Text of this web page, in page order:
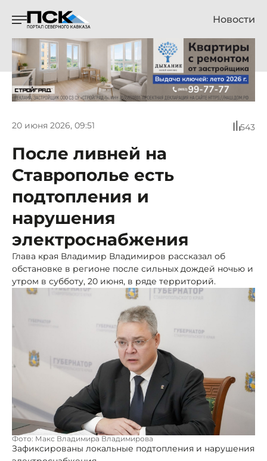
Новости
20 июня 2026, 09:51 543
После ливней на
Ставрополье есть
подтопления и
нарушения
электроснабжения
Глава края Владимир Владимиров рассказал об
обстановке в регионе после сильных дождей ночью и
утром в субботу, 20 июня, в ряде территорий.
Фото: Макс Владимира Владимирова
Зафиксированы локальные подтопления и нарушения